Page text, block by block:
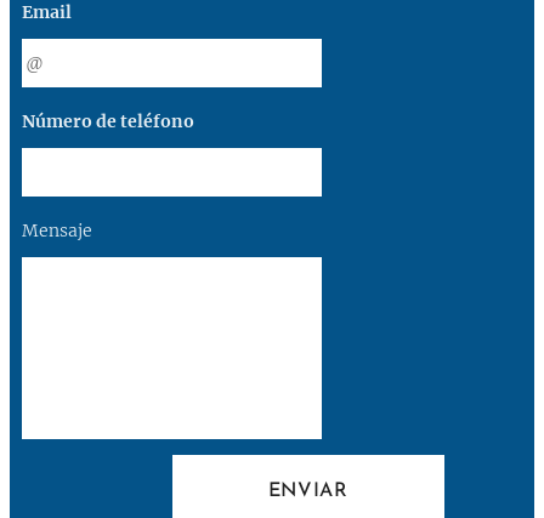
Email
Número de teléfono
Mensaje
ENVIAR